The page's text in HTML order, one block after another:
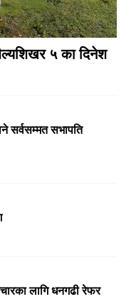
५ का दिनेश
सर्वसम्मत सभापति
लागि धनगढी रेफर